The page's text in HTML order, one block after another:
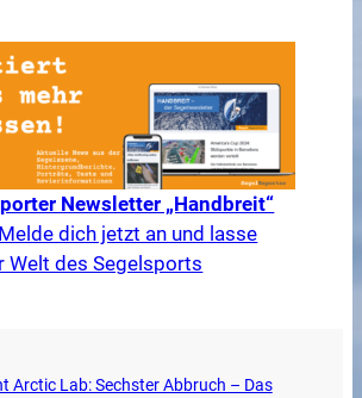
Newsletter „Handbreit“
Melde dich jetzt an und lasse
Welt des Segelsports
Arctic Lab: Sechster Abbruch – Das